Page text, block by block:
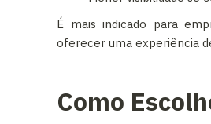
É mais indicado para
oferecer uma experiência
Como